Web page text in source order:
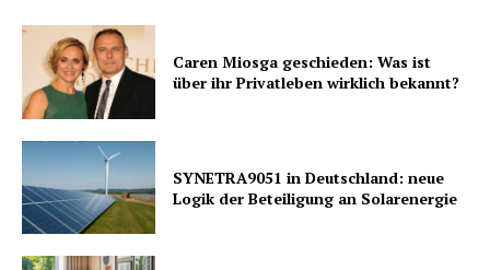
Caren Miosga geschieden: Was ist
über ihr Privatleben wirklich bekannt?
SYNETRA9051 in Deutschland: neue
Logik der Beteiligung an Solarenergie